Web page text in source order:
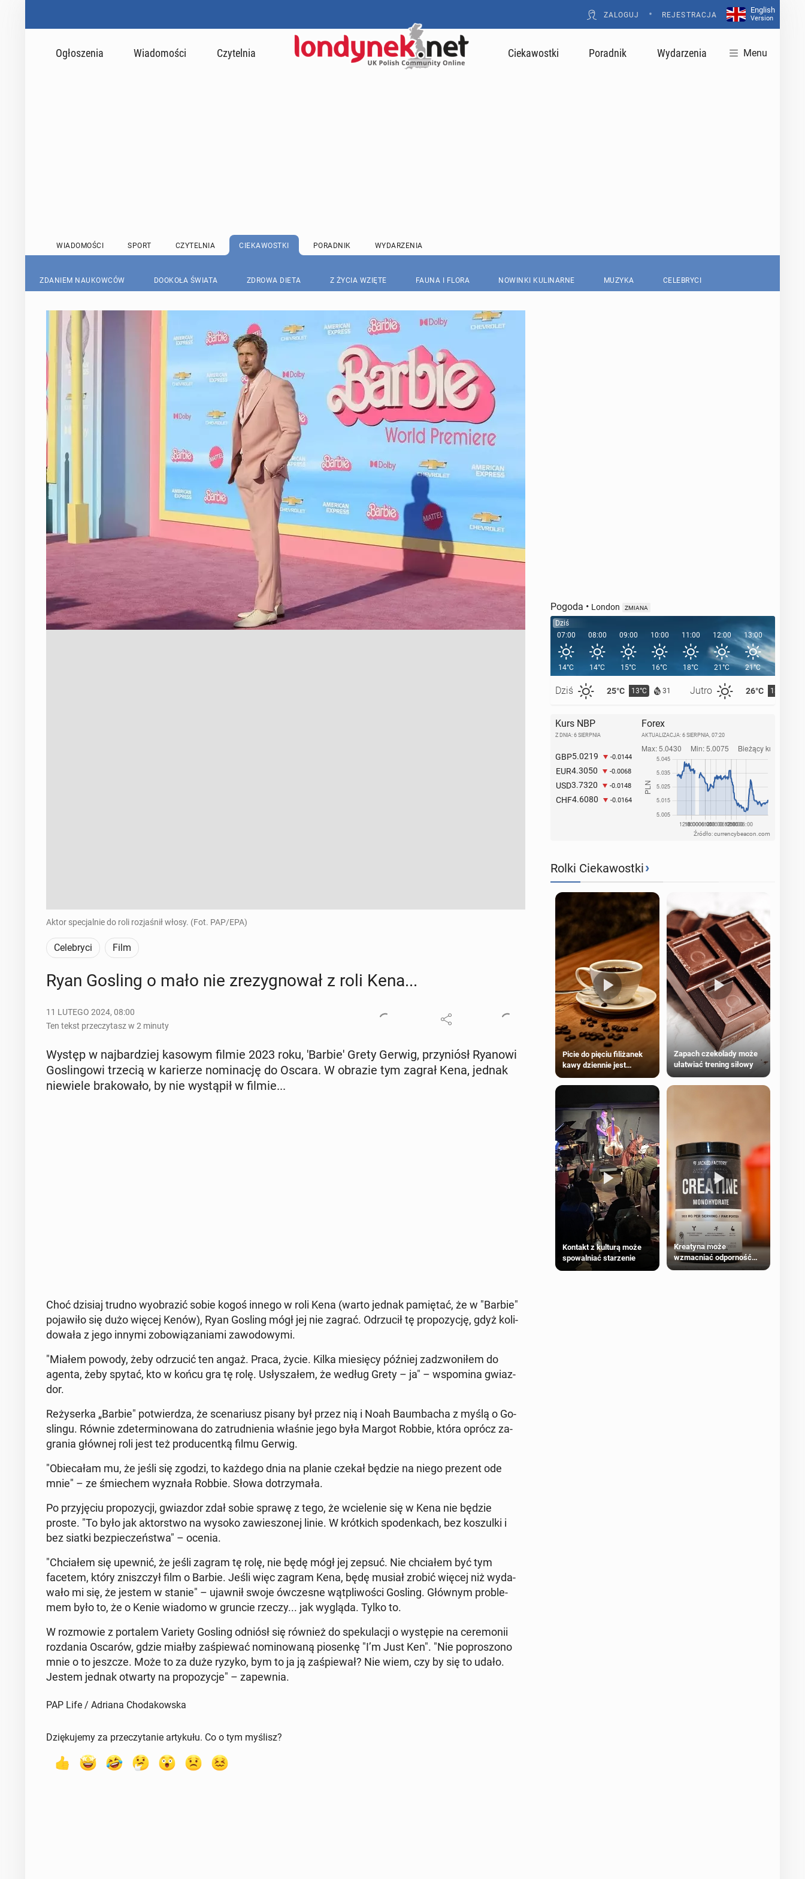
ZALOGUJ • REJESTRACJA
English
Version
Ogłoszenia Wiadomości Czytelnia Ciekawostki Poradnik Wydarzenia Menu
WIADOMOŚCI SPORT CZYTELNIA CIEKAWOSTKI PORADNIK WYDARZENIA
ZDANIEM NAUKOWCÓW DOOKOŁA ŚWIATA ZDROWA DIETA Z ŻYCIA WZIĘTE FAUNA I FLORA NOWINKI KULINARNE MUZYKA CELEBRYCI
Aktor specjalnie do roli rozjaśnił włosy. (Fot. PAP/EPA)
Celebryci Film
Ryan Gosling o mało nie zre­zy­gno­wał z roli Kena...
11 LUTEGO 2024, 08:00
Ten tekst przeczytasz w 2 minuty
Występ w naj­bar­dziej kasowym filmie 2023 roku, 'Bar­bie' Grety Gerwig, przy­niósł Ryanowi
Go­slin­go­wi trzecią w ka­rie­rze no­mi­na­cję do Oscara. W obrazie tym zagrał Kena, jednak
nie­wie­le bra­ko­wa­ło, by nie wy­stą­pił w filmie...
Choć dzisiaj trudno wy­obra­zić sobie kogoś innego w roli Kena (warto jednak pa­mię­tać, że w "Barbie"
po­ja­wi­ło się dużo więcej Kenów), Ryan Gosling mógł jej nie zagrać. Od­rzu­cił tę pro­po­zy­cję, gdyż ko­li­
do­wa­ła z jego innymi zo­bo­wią­za­nia­mi za­wo­do­wy­mi.
"Miałem powody, żeby od­rzu­cić ten angaż. Praca, życie. Kilka mie­się­cy później za­dzwo­ni­łem do
agenta, żeby spytać, kto w końcu gra tę rolę. Usły­sza­łem, że według Grety – ja" – wspo­mi­na gwiaz­
dor.
Re­ży­ser­ka „Barbie" po­twier­dza, że sce­na­riusz pisany był przez nią i Noah Baum­ba­cha z myślą o Go­
slin­gu. Równie zde­ter­mi­no­wa­na do za­trud­nie­nia właśnie jego była Margot Robbie, która oprócz za­
gra­nia głównej roli jest też pro­du­cent­ką filmu Gerwig.
"Obie­ca­łam mu, że jeśli się zgodzi, to każdego dnia na planie czekał będzie na niego prezent ode
mnie" – ze śmie­chem wyznała Robbie. Słowa do­trzy­ma­ła.
Po przy­ję­ciu pro­po­zy­cji, gwiaz­dor zdał sobie sprawę z tego, że wcie­le­nie się w Kena nie będzie
proste. "To było jak ak­tor­stwo na wysoko za­wie­szo­nej linie. W krót­kich spoden­kach, bez ko­szul­ki i
bez siatki bez­pie­czeń­stwa" – ocenia.
"Chcia­łem się upewnić, że jeśli zagram tę rolę, nie będę mógł jej zepsuć. Nie chcia­łem być tym
facetem, który znisz­czył film o Barbie. Jeśli więc zagram Kena, będę musiał zrobić więcej niż wy­da­
wa­ło mi się, że jestem w stanie" – ujawnił swoje ów­cze­sne wąt­pli­wo­ści Gosling. Głównym pro­ble­
mem było to, że o Kenie wiadomo w gruncie rzeczy... jak wygląda. Tylko to.
W roz­mo­wie z por­ta­lem Variety Gosling odniósł się również do spe­ku­la­cji o wy­stę­pie na ce­re­mo­nii
roz­da­nia Oscarów, gdzie miałby za­śpie­wać no­mi­no­wa­ną pio­sen­kę "I’m Just Ken". "Nie po­pro­szo­no
mnie o to jeszcze. Może to za duże ryzyko, bym to ja ją za­śpie­wał? Nie wiem, czy by się to udało.
Jestem jednak otwarty na pro­po­zy­cje" – za­pew­nia.
PAP Life / Adriana Chodakowska
Dziękujemy za przeczytanie artykułu. Co o tym myślisz?
Pogoda • London ZMIANA
Dziś
07:00
14°C
Dziś 25°C 13°C 31 Jutro 26°C 13°C
08:00
14°C
09:00
15°C
10:00
16°C
11:00
18°C
12:00
21°C
13:00
21°C
14:00
Kurs NBP
Z DNIA: 6 SIERPNIA
GBP5.0219 -0.0144
EUR4.3050 -0.0068
USD3.7320 -0.0148
CHF4.6080 -0.0164
Forex
AKTUALIZACJA: 6 SIERPNIA, 07:20
Źródło: currencybeacon.com
Rolki Ciekawostki›
Picie do pięciu filiżanek
kawy dziennie jest
większości dorosłych
Zapach czekolady może
ułatwiać trening siłowy
Kontakt z kulturą może
spowalniać starzenie
Kreatyna może
wzmacniać odporność
przeciw nowotworom